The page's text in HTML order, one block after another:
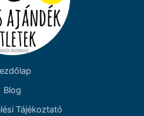
Blog
Tájékoztató